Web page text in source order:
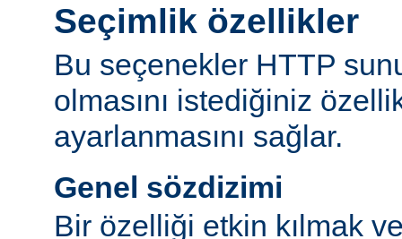
Seçimlik özellikler
Bu seçenekler HTTP
olmasını istediğiniz
ayarlanmasını sağlar.
Genel sözdizimi
Bir özelliği etkin kılmak